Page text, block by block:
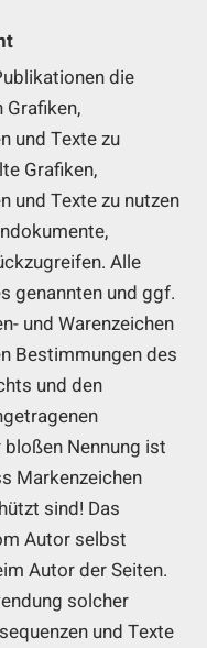
die
und Texte zu
Grafiken,
und Texte zu nutzen
Alle
genannten und ggf.
und Warenzeichen
Bestimmungen des
und den
Nennung ist
Markenzeichen
sind! Das
Autor selbst
Autor der Seiten.
solcher
und Texte